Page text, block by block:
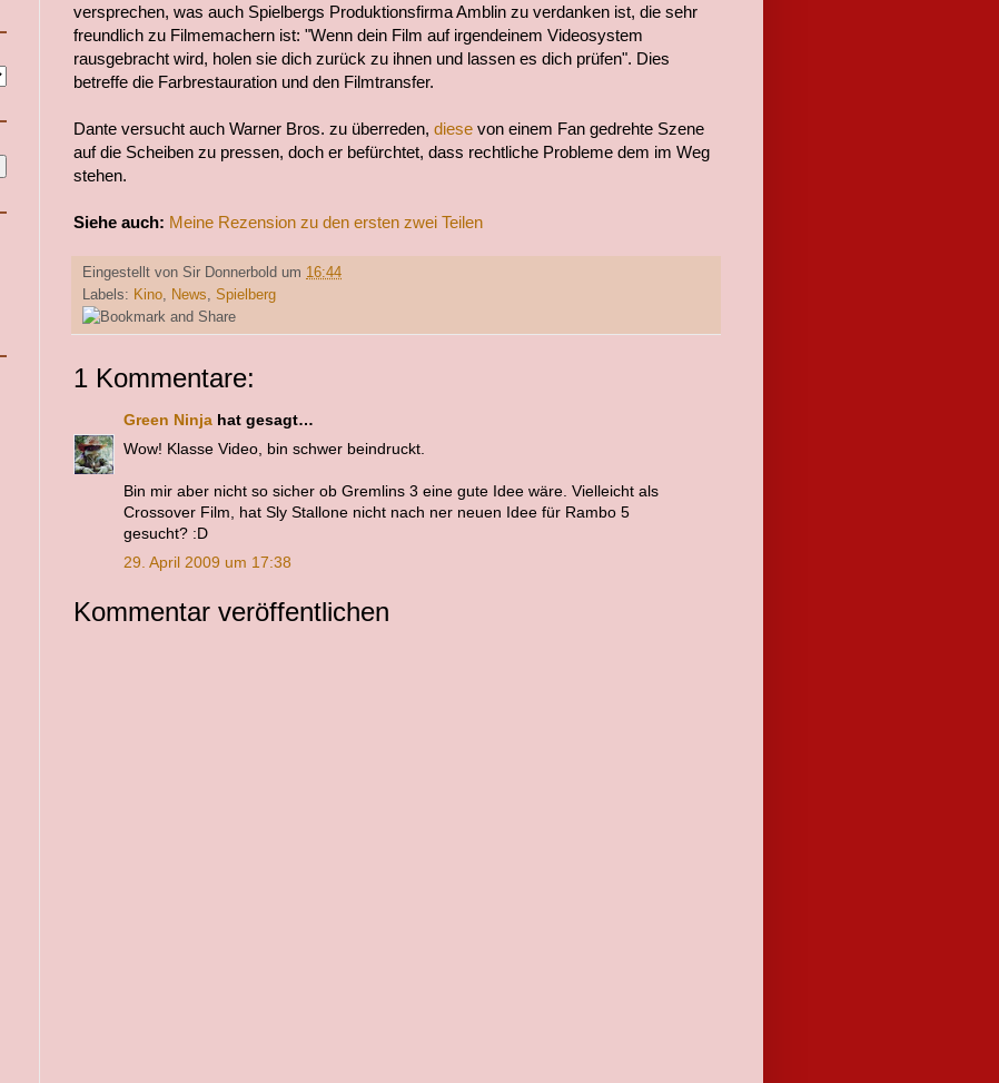
versprechen, was auch Spielbergs Produktionsfirma Amblin zu verdanken ist, die sehr
freundlich zu Filmemachern ist: "Wenn dein Film auf irgendeinem Videosystem
rausgebracht wird, holen sie dich zurück zu ihnen und lassen es dich prüfen". Dies
betreffe die Farbrestauration und den Filmtransfer.
Dante versucht auch Warner Bros. zu überreden, diese von einem Fan gedrehte Szene
auf die Scheiben zu pressen, doch er befürchtet, dass rechtliche Probleme dem im Weg
stehen.
Siehe auch: Meine Rezension zu den ersten zwei Teilen
Eingestellt von Sir Donnerbold um 16:44
Labels: Kino, News, Spielberg
1 Kommentare:
Green Ninja hat gesagt…
Wow! Klasse Video, bin schwer beindruckt.
Bin mir aber nicht so sicher ob Gremlins 3 eine gute Idee wäre. Vielleicht als
Crossover Film, hat Sly Stallone nicht nach ner neuen Idee für Rambo 5
gesucht? :D
29. April 2009 um 17:38
Kommentar veröffentlichen